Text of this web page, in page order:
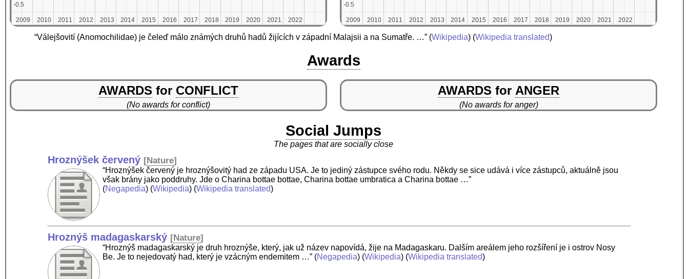
2009
2009 2010
2010 2011
2011 2012
2012 2013
2013 2014
2014 2015
2015 2016
2016 2017
2017 2018
2018 2019
2019 2020
2020 2021
2021 2022
2022
-0.5
-0.5
2009
2009 2010
2010 2011
2011 2012
2012 2013
2013 2014
2014 2015
2015 2016
2016 2017
2017 2018
2018 2019
2019 2020
2020 2021
2021 2022
2022
-0.5
-0.5
“Válejšovití (Anomochilidae) je čeleď málo známých druhů hadů žijících v západní Malajsii a na Sumatře. …” (Wikipedia) (Wikipedia translated)
Awards
AWARDS for CONFLICT
(No awards for conflict)
AWARDS for ANGER
(No awards for anger)
Social Jumps
The pages that are socially close
Hroznýšek červený [Nature]
“Hroznýšek červený je hroznýšovitý had ze západu USA. Je to jediný zástupce svého rodu. Někdy se sice udává i více zástupců, aktuálně jsou
však brány jako poddruhy. Jde o Charina bottae bottae, Charina bottae umbratica a Charina bottae …”
(Negapedia) (Wikipedia) (Wikipedia translated)
Hroznýš madagaskarský [Nature]
“Hroznýš madagaskarský je druh hroznýše, který, jak už název napovídá, žije na Madagaskaru. Dalším areálem jeho rozšíření je i ostrov Nosy
Be. Je to nejedovatý had, který je vzácným endemitem …” (Negapedia) (Wikipedia) (Wikipedia translated)